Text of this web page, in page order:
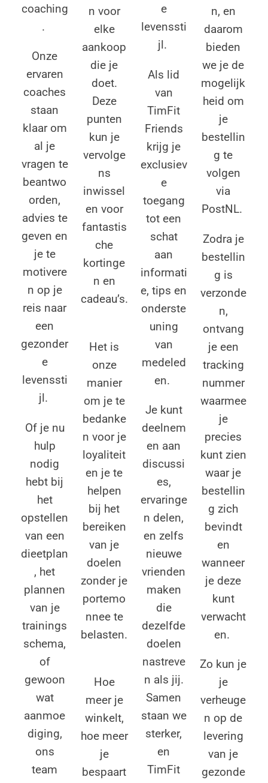
coaching
.
Onze
ervaren
coaches
staan
klaar om
al je
vragen te
beantwo
orden,
advies te
geven en
je te
motivere
n op je
reis naar
een
gezonder
e
levenssti
jl.
Of je nu
hulp
nodig
hebt bij
het
opstellen
van een
dieetplan
, het
plannen
van je
trainings
schema,
of
gewoon
wat
aanmoe
diging,
ons
team
n voor
elke
aankoop
die je
doet.
Deze
punten
kun je
vervolge
ns
inwissel
en voor
fantastis
che
kortinge
n en
cadeau’s.
Het is
onze
manier
om je te
bedanke
n voor je
loyaliteit
en je te
helpen
bij het
bereiken
van je
doelen
zonder je
portemo
nnee te
belasten.
Hoe
meer je
winkelt,
hoe meer
je
bespaart
e
levenssti
jl.
Als lid
van
TimFit
Friends
krijg je
exclusiev
e
toegang
tot een
schat
aan
informati
e, tips en
onderste
uning
van
medeled
en.
Je kunt
deelnem
en aan
discussi
es,
ervaringe
n delen,
en zelfs
nieuwe
vrienden
maken
die
dezelfde
doelen
nastreve
n als jij.
Samen
staan we
sterker,
en
TimFit
n, en
daarom
bieden
we je de
mogelijk
heid om
je
bestellin
g te
volgen
via
PostNL.
Zodra je
bestellin
g is
verzonde
n,
ontvang
je een
tracking
nummer
waarmee
je
precies
kunt zien
waar je
bestellin
g zich
bevindt
en
wanneer
je deze
kunt
verwacht
en.
Zo kun je
je
verheuge
n op de
levering
van je
gezonde